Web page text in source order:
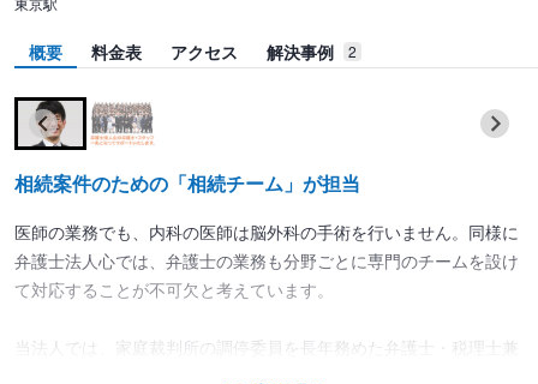
概要 料金表 アクセス 解決事例 2
相続案件のための「相続チーム」が担当
医師の業務でも、内科の医師は脳外科の手術を行いません。同様に
弁護士法人心では、弁護士の業務も分野ごとに専門のチームを設け
て対応することが不可欠と考えています。
当法人では、家庭裁判所の調停委員を長年務めた弁護士・税理士兼